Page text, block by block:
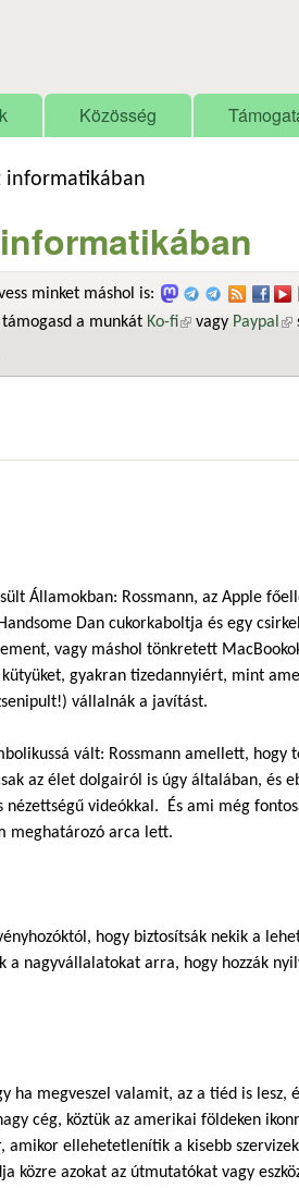
Közösség
informatikában
minket máshol is:
a munkát Ko-fi(külső
vagy Paypal
Államokban: Rossmann, az Apple
Dan cukorkaboltja és egy
vagy máshol tönkretett
gyakran tizedannyiért, mint
vállalnák a javítást.
vált: Rossmann amellett, hogy
az élet dolgairól is úgy általában, és
videókkal. És ami még
meghatározó arca lett.
hogy biztosítsák nekik a
nagyvállalatokat arra, hogy hozzák
ha megveszel valamit, az a tiéd is lesz,
cég, köztük az amerikai földeken
ellehetetlenítik a kisebb
közre azokat az útmutatókat vagy